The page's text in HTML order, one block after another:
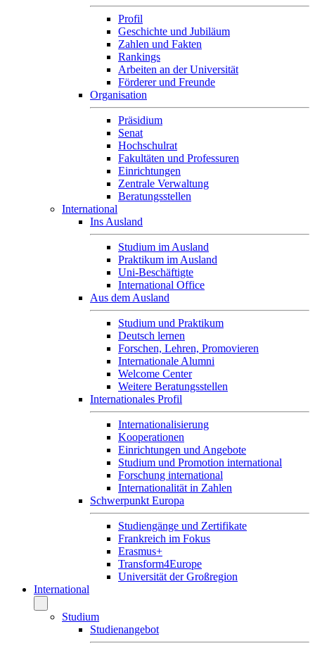
Profil
Geschichte und Jubiläum
Zahlen und Fakten
Rankings
Arbeiten an der Universität
Förderer und Freunde
Organisation
Präsidium
Senat
Hochschulrat
Fakultäten und Professuren
Einrichtungen
Zentrale Verwaltung
Beratungsstellen
International
Ins Ausland
Studium im Ausland
Praktikum im Ausland
Uni-Beschäftigte
International Office
Aus dem Ausland
Studium und Praktikum
Deutsch lernen
Forschen, Lehren, Promovieren
Internationale Alumni
Welcome Center
Weitere Beratungsstellen
Internationales Profil
Internationalisierung
Kooperationen
Einrichtungen und Angebote
Studium und Promotion international
Forschung international
Internationalität in Zahlen
Schwerpunkt Europa
Studiengänge und Zertifikate
Frankreich im Fokus
Erasmus+
Transform4Europe
Universität der Großregion
International
Studium
Studienangebot